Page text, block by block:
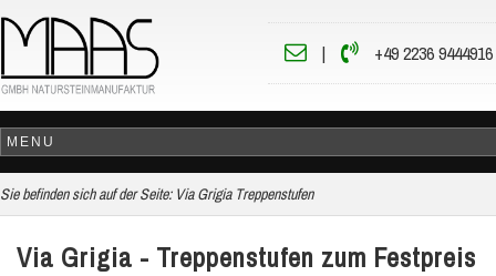
| +49 2236 9444916
Sie befinden sich auf der Seite: Via Grigia Treppenstufen
Via Grigia - Treppenstufen zum Festpreis